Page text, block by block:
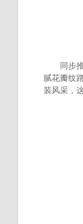
同步推
腻花瓣纹
装风采，